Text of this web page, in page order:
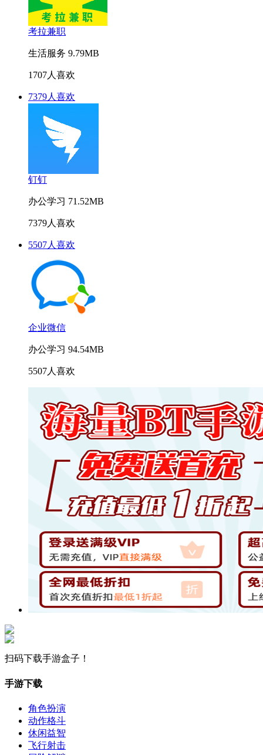
考拉兼职
生活服务 9.79MB
1707人喜欢
7379人喜欢
钉钉
办公学习 71.52MB
7379人喜欢
5507人喜欢
企业微信
办公学习 94.54MB
5507人喜欢
扫码下载手游盒子！
手游下载
角色扮演
动作格斗
休闲益智
飞行射击